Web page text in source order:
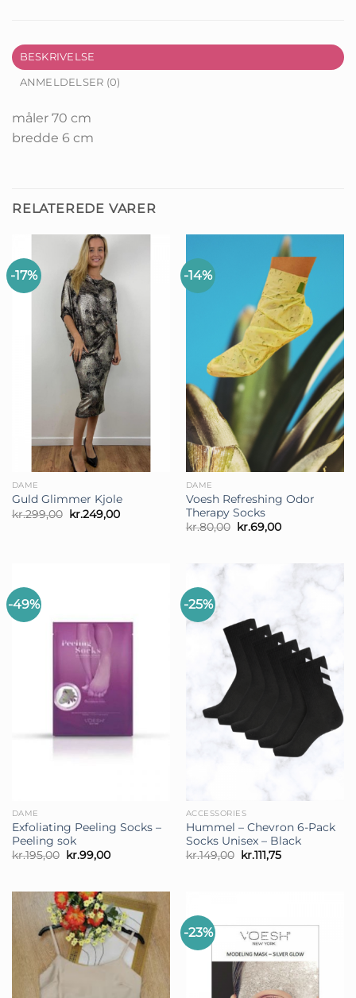
BESKRIVELSE
ANMELDELSER (0)
måler 70 cm
bredde 6 cm
RELATEREDE VARER
-17%
DAME
Guld Glimmer Kjole
kr.299,00 Den
oprindelige
kr.249,00Den
-14%
DAME
Voesh Refreshing Odor
Therapy Socks
kr.80,00 Den
oprindelige
kr.80,00.
kr.69,00Den
kr.69,00.
-49%
DAME
Exfoliating Peeling Socks –
Peeling sok
kr.195,00 Den
oprindelige
kr.195,00.
kr.99,00Den
kr.99,00.
-25%
ACCESSORIES
Hummel – Chevron 6-Pack
Socks Unisex – Black
kr.149,00 Den
oprindelige
kr.111,75Den
-23%